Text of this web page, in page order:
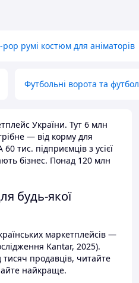
pop румі костюм для аніматорів
Футбольні ворота та
України. Тут 6 млн
— від корму для
тис. підприємців з усієї
бізнес. Понад 120 млн
будь-якої
маркетплейсів —
Kantar, 2025).
тисяч продавців, читайте
найкраще.